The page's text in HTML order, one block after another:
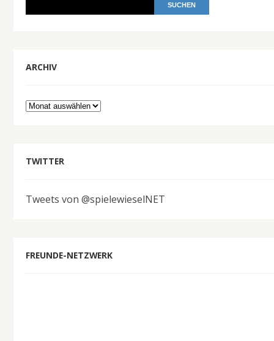
ARCHIV
Archiv
TWITTER
Tweets von @spielewieselNET
FREUNDE-NETZWERK